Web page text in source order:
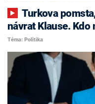
Turkova pomsta, nekonfliktní Havlíček i
návrat Klause. Kdo
Téma: Politika